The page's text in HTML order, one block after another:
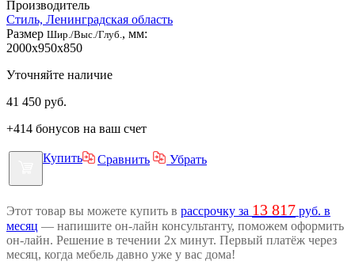
Производитель
Стиль, Ленинградская область
Размер Шир./Выс./Глуб. , мм:
2000x950x850
Уточняйте наличие
41 450 руб.
+414 бонусов на ваш счет
Купить Сравнить Убрать
Этот товар вы можете купить в рассрочку за 13 817 руб. в
месяц — напишите он-лайн консультанту, поможем оформить
он-лайн. Решение в течении 2х минут. Первый платёж через
месяц, когда мебель давно уже у вас дома!